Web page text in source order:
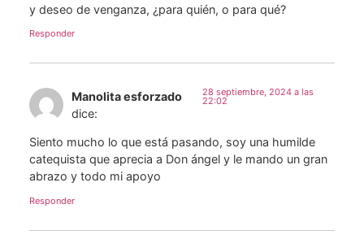
y deseo de venganza, ¿para quién, o para qué?
Responder
Manolita esforzado
dice:
28 septiembre, 2024 a las
22:02
Siento mucho lo que está pasando, soy una humilde
catequista que aprecia a Don ángel y le mando un gran
abrazo y todo mi apoyo
Responder